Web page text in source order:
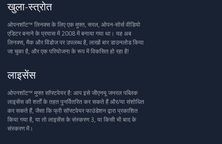
खुला-स्त्रोत
ओपनशॉट™ लिनक्स के लिए एक मुफ्त, सरल, ओपन-सोर्स वीडियो
एडिटर बनाने के प्रयास में 2008 में बनाया गया था। यह अब
लिनक्स, मैक और विंडोज पर उपलब्ध है, लाखों बार डाउनलोड किया
जा चुका है, और एक परियोजना के रूप में विकसित हो रहा है!
लाइसेंस
ओपनशॉट™ मुफ्त सॉफ्टवेयर है: आप इसे जीएनयू जनरल पब्लिक
लाइसेंस की शर्तों के तहत पुनर्वितरित कर सकते हैं और/या संशोधित
कर सकते हैं, जैसा कि फ्री सॉफ्टवेयर फाउंडेशन द्वारा प्रकाशित
किया गया है, या तो लाइसेंस के संस्करण 3, या किसी भी बाद के
संस्करण में।